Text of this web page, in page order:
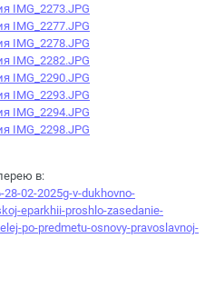
в:
02-2025g-v-dukhovno-
eparkhii-proshlo-zasedanie-
po-predmetu-osnovy-pravoslavnoj-